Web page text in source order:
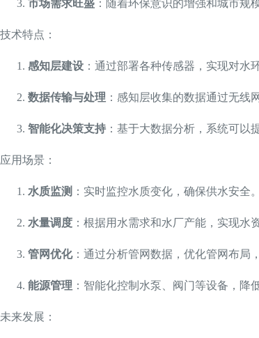
市场需求旺盛 ：随着环保意识的增强和城市规
技术特点：
感知层建设 ：通过部署各种传感器，实现对水
数据传输与处理 ：感知层收集的数据通过无线
智能化决策支持 ：基于大数据分析，系统可以
应用场景：
水质监测 ：实时监控水质变化，确保供水安全。
水量调度 ：根据用水需求和水厂产能，实现水
管网优化：通过分析管网数据，优化管网布局
能源管理 ：智能化控制水泵、阀门等设备，降
未来发展：